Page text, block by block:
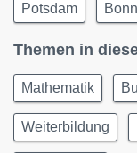
Potsdam Bonn
Themen in
Mathematik
Weiterbildung